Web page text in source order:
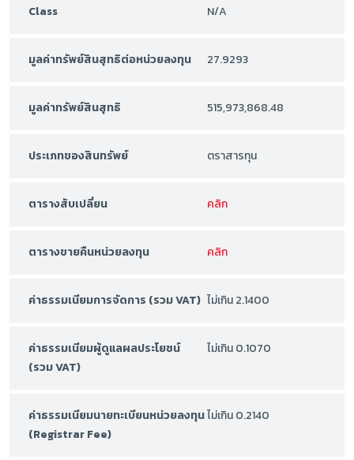
Class N/A
มูลค่าทรัพย์สินสุทธิต่อหน่วยลงทุน 27.9293
มูลค่าทรัพย์สินสุทธิ 515,973,868.48
ประเภทของสินทรัพย์ ตราสารทุน
ตารางสับเปลี่ยน คลิก
ตารางขายคืนหน่วยลงทุน คลิก
ค่าธรรมเนียมการจัดการ (รวม VAT) ไม่เกิน 2.1400
ค่าธรรมเนียมผู้ดูแลผลประโยชน์
(รวม VAT)
ไม่เกิน 0.1070
ค่าธรรมเนียมนายทะเบียนหน่วยลงทุน
(Registrar Fee)
ไม่เกิน 0.2140